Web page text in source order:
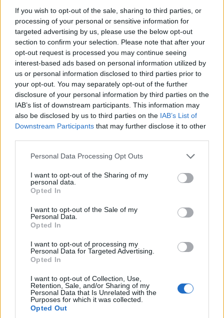
If you wish to opt-out of the sale, sharing to third parties, or
processing of your personal or sensitive information for
targeted advertising by us, please use the below opt-out
section to confirm your selection. Please note that after your
opt-out request is processed you may continue seeing
interest-based ads based on personal information utilized by
us or personal information disclosed to third parties prior to
your opt-out. You may separately opt-out of the further
disclosure of your personal information by third parties on the
IAB’s list of downstream participants. This information may
also be disclosed by us to third parties on the IAB’s List of
Downstream Participants that may further disclose it to other
Please note that this website/app uses one or more Google
not limited to your visit or usage behaviour. You may click to
grant or deny consent to Google and its third-party tags to
use your data for below specified purposes in below Google
consent section.
Personal Data Processing Opt Outs
I want to opt-out of the Sharing of my
personal data.
Opted In
I want to opt-out of the Sale of my
Personal Data.
Opted In
I want to opt-out of processing my
Personal Data for Targeted Advertising.
Opted In
I want to opt-out of Collection, Use,
Retention, Sale, and/or Sharing of my
Personal Data that Is Unrelated with the
Purposes for which it was collected.
Opted Out
szervezésében valósul meg. Az AGFA Healthcare, a
Hitachi Data Systems, az EPIC, az InterSystems, a
Microsoft és az Oracle már megerősítették
részvételüket az eHealth Week 2011 szakmai kiállításon.
További részletekért látogasson el a
www.ehealthweek.org oldalra.
A legfrissebb híreket nyomon követheti a Twitteren:
http://twitter.com/EU_ehealthweek
Diákok a munkaerőpiacon: Így formálják a 2026-os
A diákoknak már nem elég a magas órabér,
rugalmasságot is várnak.
egészségügy
#üzlet